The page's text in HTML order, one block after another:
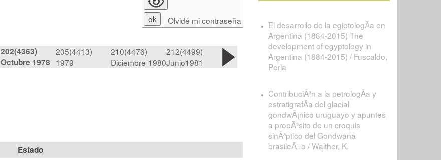
202(4363)
Octubre 1978
205(4413)
1979
210(4476)
Diciembre 1980
212(4499)
Junio1981
Estado
Olvidé mi contraseña
El desarrollo de la egiptologÃ­a en
Argentina (1884-2015) The
development of egyptology in
Argentina (1884-2015) / Fuscaldo,
Perla
ContribuciÃ³n a la petrologÃ­a y
estratigrafÃ­a del glacial
gondwÃ¡nico uruguayo y apuntes
a propÃ³sito de un croquis
sinÃ³ptico del Gondwana
brasileÃ±o / Walther, K.